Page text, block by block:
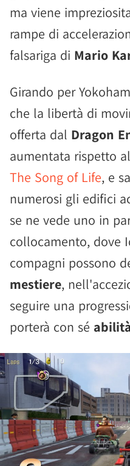
ma viene
rampe di
falsariga di Mario
Girando per
che la libertà di
offerta dal Dragon
aumentata rispetto
The Song of Life, e
numerosi gli edifici
se ne vede uno in
collocamento, dove
compagni possono
mestiere,
seguire una
porterà con sé